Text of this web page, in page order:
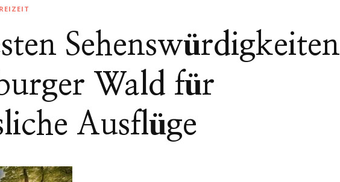
Sehenswürdigkeiten
Wald für
Ausflüge